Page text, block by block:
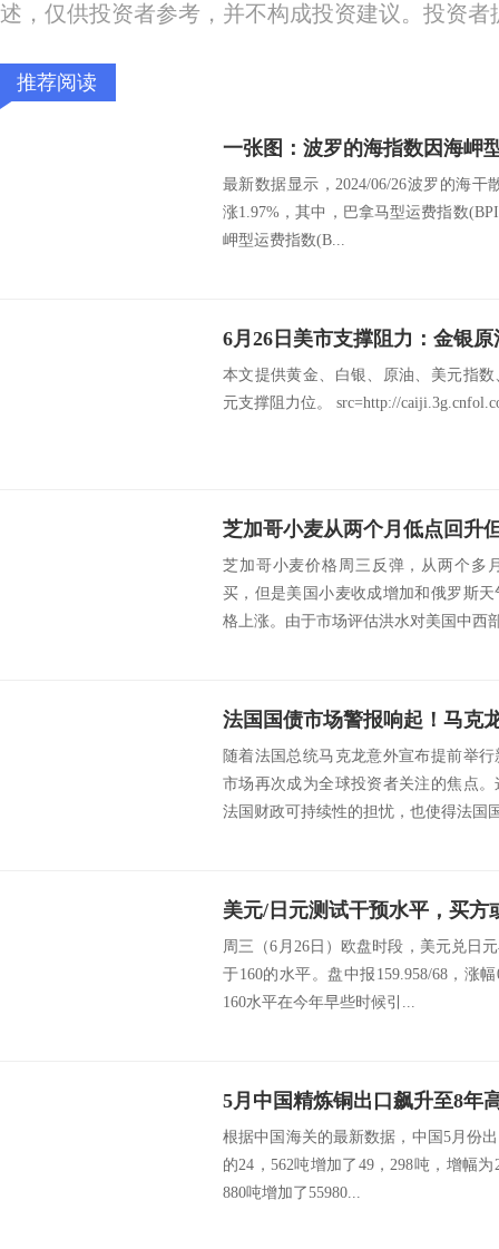
述，仅供投资者参考，并不构成投资建议。投资
推荐阅读
一张图：波罗的海指数因海岬
最新数据显示，2024/06/26波罗的海干
涨1.97%，其中，巴拿马型运费指数
岬型运费指数(B...
本文提供黄金、白银、原油、美元指
元支撑阻力位。 src=http://
芝加哥小麦价格周三反弹，从两个多
买，但是美国小麦收成增加和俄罗斯
格上涨。由于市场评估洪水对美国中西
随着法国总统马克龙意外宣布提前举
市场再次成为全球投资者关注的焦点
法国财政可持续性的担忧，也使得法国
周三（6月26日）欧盘时段，美元兑日
于160的水平。盘中报159.958/68，涨
160水平在今年早些时候引...
5月中国精炼铜出口飙升至8年
根据中国海关的最新数据，中国5月份
的24，562吨增加了49，298吨，增幅
880吨增加了55980...